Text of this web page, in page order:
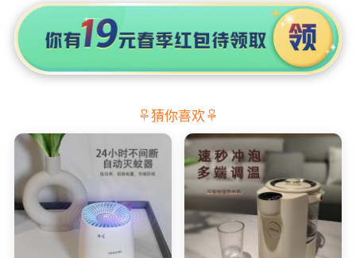
猜你喜欢